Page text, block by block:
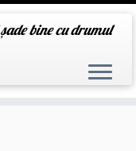
bine cu drumul